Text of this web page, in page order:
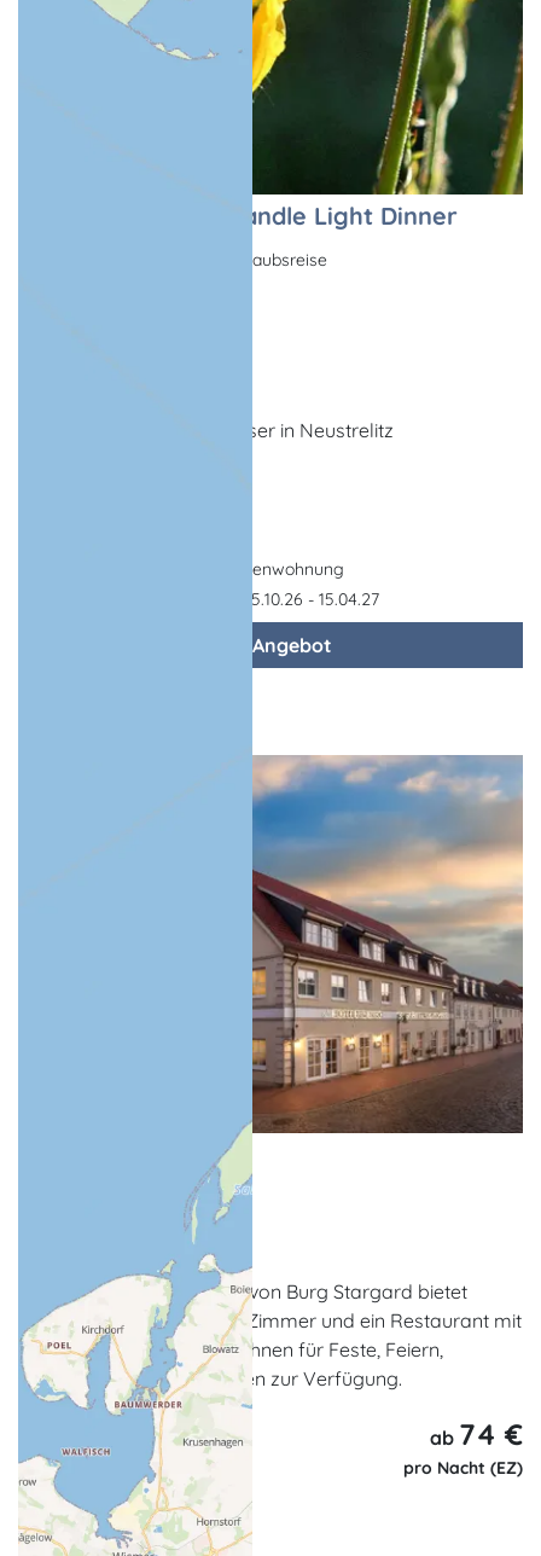
Arrangement mit Candle Light Dinner
Kulinarisches Angebot, Urlaubsreise
im Restaurant Wildwasser in Neustrelitz
Ferienwohnung
Gültigkeit: 15.10.26 - 15.04.27
zum Angebot
Hotel, Seminarhaus
Das Hotel am Marktplatz von Burg Stargard bietet
harmonisch eingerichtete Zimmer und ein Restaurant mit
Terrasse. Gern stehen wir Ihnen für Feste, Feiern,
Tagungen und Konferenzen zur Verfügung.
ab 74 €
pro Nacht (EZ)